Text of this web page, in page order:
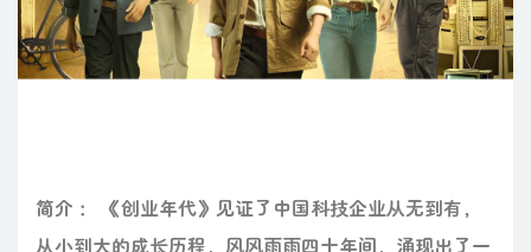
简介 ： 《创业年代》见证了中国科技企业从无到有，
从小到大的成长历程，风风雨雨四十年间，涌现出了一